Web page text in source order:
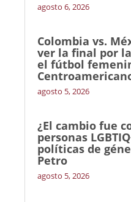
agosto 6, 2026
Colombia vs.
ver la final por
el fútbol
agosto 5, 2026
¿El cambio fue
personas
políticas de
Petro
agosto 5, 2026